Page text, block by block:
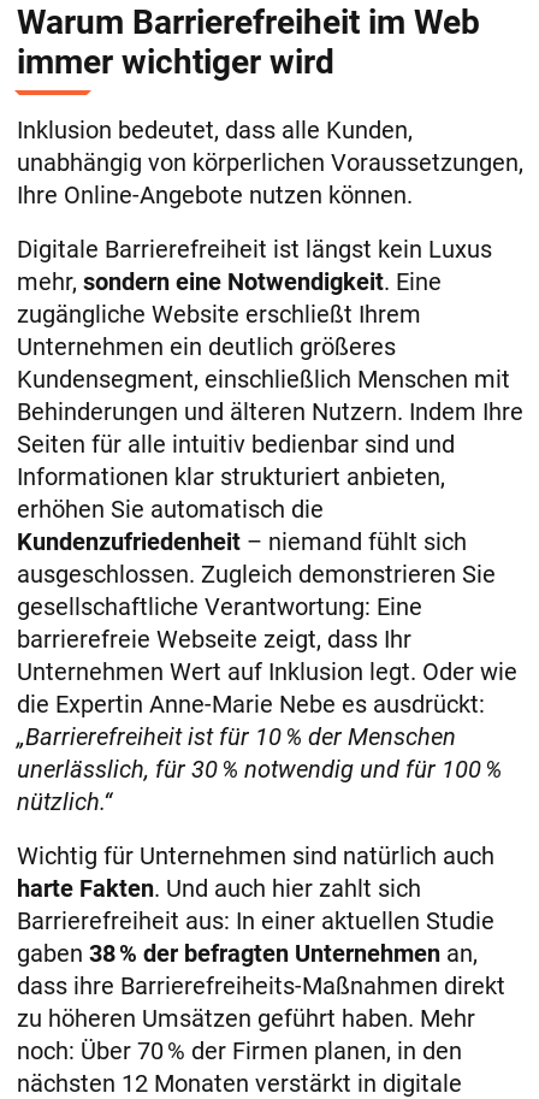
Warum Barrierefreiheit im Web
immer wichtiger wird
Inklusion bedeutet, dass alle Kunden,
unabhängig von körperlichen Voraussetzungen,
Ihre Online-Angebote nutzen können.
Digitale Barrierefreiheit ist längst kein Luxus
mehr, sondern eine Notwendigkeit. Eine
zugängliche Website erschließt Ihrem
Unternehmen ein deutlich größeres
Kundensegment, einschließlich Menschen mit
Behinderungen und älteren Nutzern​. Indem Ihre
Seiten für alle intuitiv bedienbar sind und
Informationen klar strukturiert anbieten,
erhöhen Sie automatisch die
Kundenzufriedenheit– niemand fühlt sich
ausgeschlossen. Zugleich demonstrieren Sie
gesellschaftliche Verantwortung: Eine
barrierefreie Webseite zeigt, dass Ihr
Unternehmen Wert auf Inklusion legt​. Oder wie
die Expertin Anne-Marie Nebe es ausdrückt:
„Barrierefreiheit ist für 10 % der Menschen
unerlässlich, für 30 % notwendig und für 100 %
nützlich.“
Wichtig für Unternehmen sind natürlich auch
harte Fakten. Und auch hier zahlt sich
Barrierefreiheit aus: In einer aktuellen Studie
gaben 38 % der befragten Unternehmenan,
dass ihre Barrierefreiheits-Maßnahmen direkt
zu höheren Umsätzen geführt haben​. Mehr
noch: Über 70 % der Firmen planen, in den
nächsten 12 Monaten verstärkt in digitale